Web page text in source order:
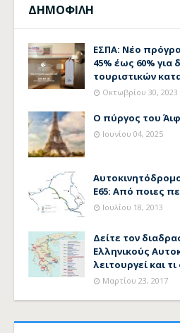
ΔΗΜΟΦΙΛΗ
ΕΣΠΑ: Νέο
45% έως 60% για
τουριστικών
Οκτωβρίου 30, 2023
Ο πύργος του
Ιουνίου 04, 2025
Ε65: Από ποιες
Ιουλίου 18, 2013
Δείτε τον
Ελληνικούς
λειτουργεί και τι
Μαρτίου 23, 2017